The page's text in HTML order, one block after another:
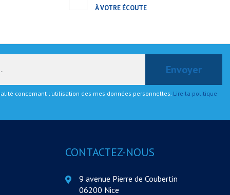
À VOTRE ÉCOUTE
concernant l'utilisation des mes données personnelles. Lire la politique
CONTACTEZ-NOUS
9 avenue Pierre de Coubertin
06200 Nice